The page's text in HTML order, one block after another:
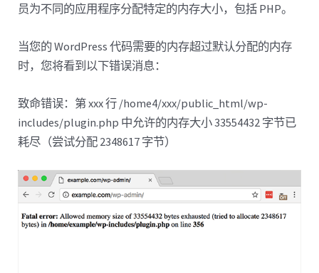
员为不同的应用程序分配特定的内存大小，包括 PHP。
当您的 WordPress 代码需要的内存超过默认分配的内存
时，您将看到以下错误消息：
致命错误：第 xxx 行 /home4/xxx/public_html/wp-
includes/plugin.php 中允许的内存大小 33554432 字节已
耗尽（尝试分配 2348617 字节）